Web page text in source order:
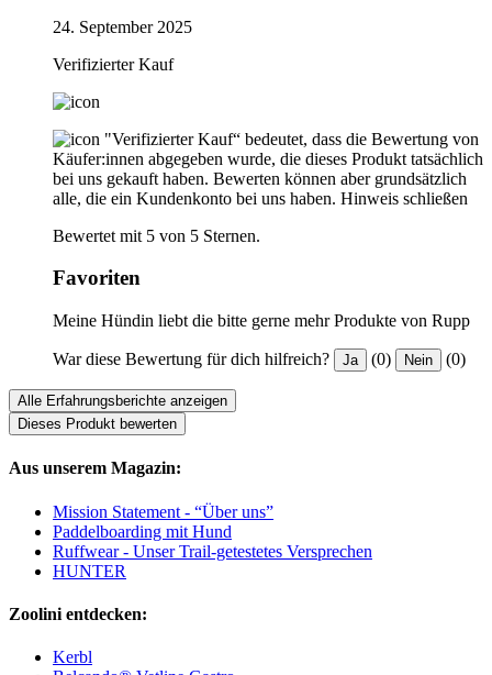
24. September 2025
Verifizierter Kauf
"Verifizierter Kauf“ bedeutet, dass die Bewertung von
Käufer:innen abgegeben wurde, die dieses Produkt tatsächlich
bei uns gekauft haben. Bewerten können aber grundsätzlich
alle, die ein Kundenkonto bei uns haben. Hinweis schließen
Bewertet mit 5 von 5 Sternen.
Favoriten
Meine Hündin liebt die bitte gerne mehr Produkte von Rupp
War diese Bewertung für dich hilfreich? Ja (0) Nein (0)
Alle Erfahrungsberichte anzeigen
Dieses Produkt bewerten
Aus unserem Magazin:
Mission Statement - “Über uns”
Paddelboarding mit Hund
Ruffwear - Unser Trail-getestetes Versprechen
HUNTER
Zoolini entdecken:
Kerbl